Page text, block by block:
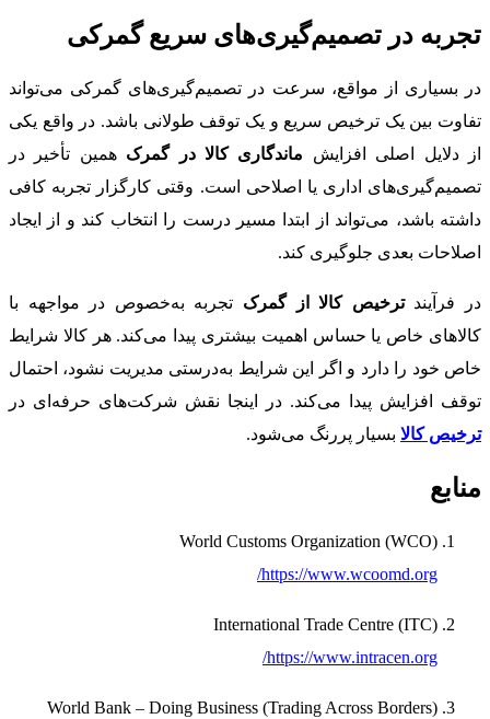
تجربه در تصمیم‌گیری‌های سریع گمرکی
در بسیاری از مواقع، سرعت در تصمیم‌گیری‌های گمرکی می‌تواند
تفاوت بین یک ترخیص سریع و یک توقف طولانی باشد. در واقع یکی
از دلایل اصلی افزایش ماندگاری کالا در گمرک همین تأخیر در
تصمیم‌گیری‌های اداری یا اصلاحی است. وقتی کارگزار تجربه کافی
داشته باشد، می‌تواند از ابتدا مسیر درست را انتخاب کند و از ایجاد
اصلاحات بعدی جلوگیری کند.
در فرآیندترخیص کالا از گمرک تجربه به‌خصوص در مواجهه با
کالاهای خاص یا حساس اهمیت بیشتری پیدا می‌کند. هر کالا شرایط
خاص خود را دارد و اگر این شرایط به‌درستی مدیریت نشود، احتمال
توقف افزایش پیدا می‌کند. در اینجا نقش شرکت‌های حرفه‌ای در
ترخیص کالا بسیار پررنگ می‌شود.
منابع
World Customs Organization (WCO)
https://www.wcoomd.org/
International Trade Centre (ITC)
https://www.intracen.org/
World Bank – Doing Business (Trading Across Borders)